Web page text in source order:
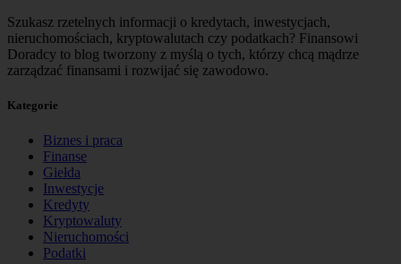
Szukasz rzetelnych informacji o kredytach, inwestycjach,
nieruchomościach, kryptowalutach czy podatkach? Finansowi
Doradcy to blog tworzony z myślą o tych, którzy chcą mądrze
zarządzać finansami i rozwijać się zawodowo.
Kategorie
Biznes i praca
Finanse
Giełda
Inwestycje
Kredyty
Kryptowaluty
Nieruchomości
Podatki